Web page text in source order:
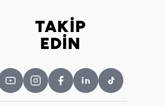
Bizi takip edin
TAKİP
EDİN